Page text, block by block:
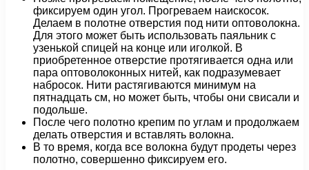
фиксируем один угол. Прогреваем наискосок.
Делаем в полотне отверстия под нити оптоволокна.
Для этого может быть использовать паяльник с
узенькой спицей на конце или иголкой. В
приобретенное отверстие протягивается одна или
пара оптоволоконных нитей, как подразумевает
набросок. Нити растягиваются минимум на
пятнадцать см, но может быть, чтобы они свисали и
подольше.
После чего полотно крепим по углам и продолжаем
делать отверстия и вставлять волокна.
В то время, когда все волокна будут продеты через
полотно, совершенно фиксируем его.